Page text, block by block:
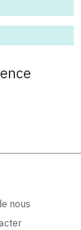
nous